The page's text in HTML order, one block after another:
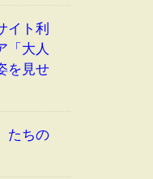
イト利
「大人
を見せ
たちの